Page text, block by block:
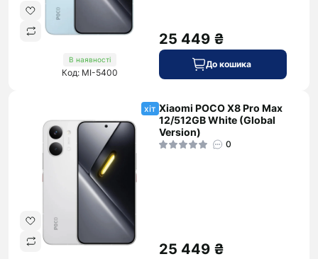
В наявності
Код: MI-5400
25 449 ₴
До кошика
хіт Xiaomi POCO X8 Pro Max
12/512GB White (Global
Version)
0
25 449 ₴